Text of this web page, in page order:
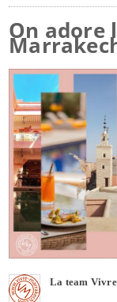
On adore
La team